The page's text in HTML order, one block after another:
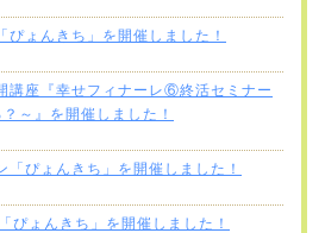
ぴょんきち」を開催しました！
講座『幸せフィナーレ⑥終活セミナー
～』を開催しました！
「ぴょんきち」を開催しました！
ぴょんきち」を開催しました！